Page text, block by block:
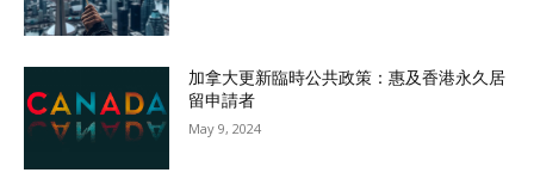
加拿大更新臨時公共政策：惠及香港永久居
留申請者
May 9, 2024